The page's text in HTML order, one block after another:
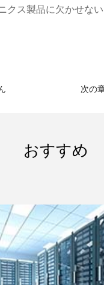
クス製品に欠かせな
次の
おすすめ